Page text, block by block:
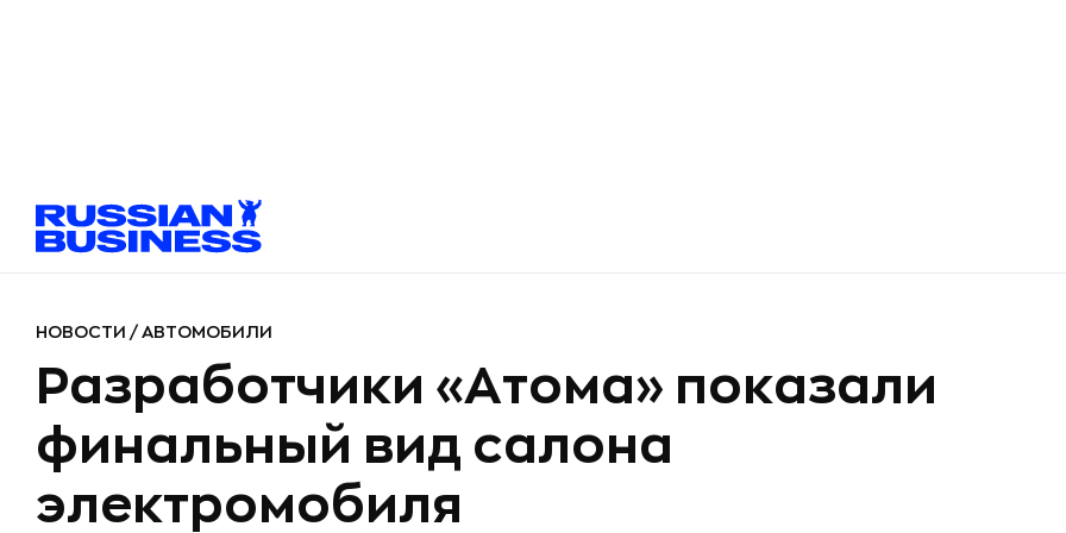
НОВОСТИ / АВТОМОБИЛИ
Разработчики «Атома» показали
финальный вид салона
электромобиля